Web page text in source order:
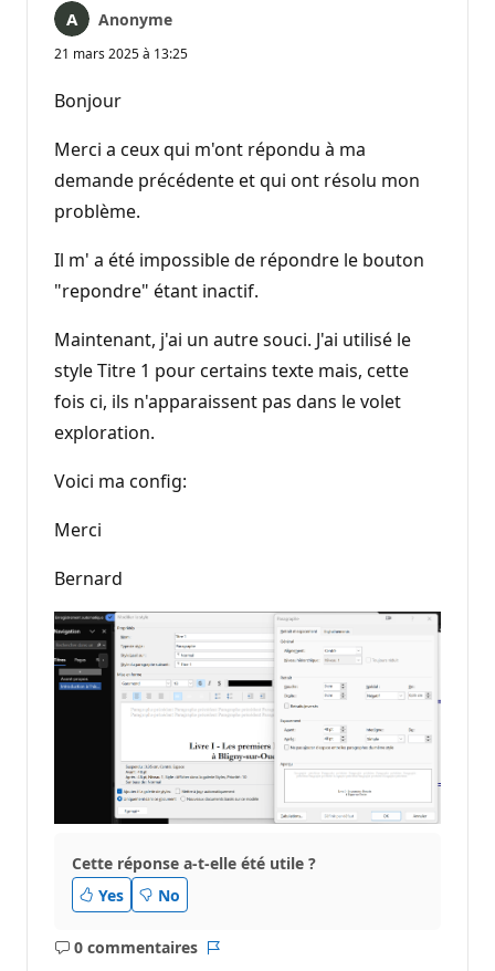
Anonyme
21 mars 2025 à 13:25
Bonjour
Merci a ceux qui m'ont répondu à ma
demande précédente et qui ont résolu mon
problème.
Il m' a été impossible de répondre le bouton
"repondre" étant inactif.
Maintenant, j'ai un autre souci. J'ai utilisé le
style Titre 1 pour certains texte mais, cette
fois ci, ils n'apparaissent pas dans le volet
exploration.
Voici ma config:
Merci
Bernard
Cette réponse a-t-elle été utile ?
Yes
No
0 commentaires
Aucun
Rapport